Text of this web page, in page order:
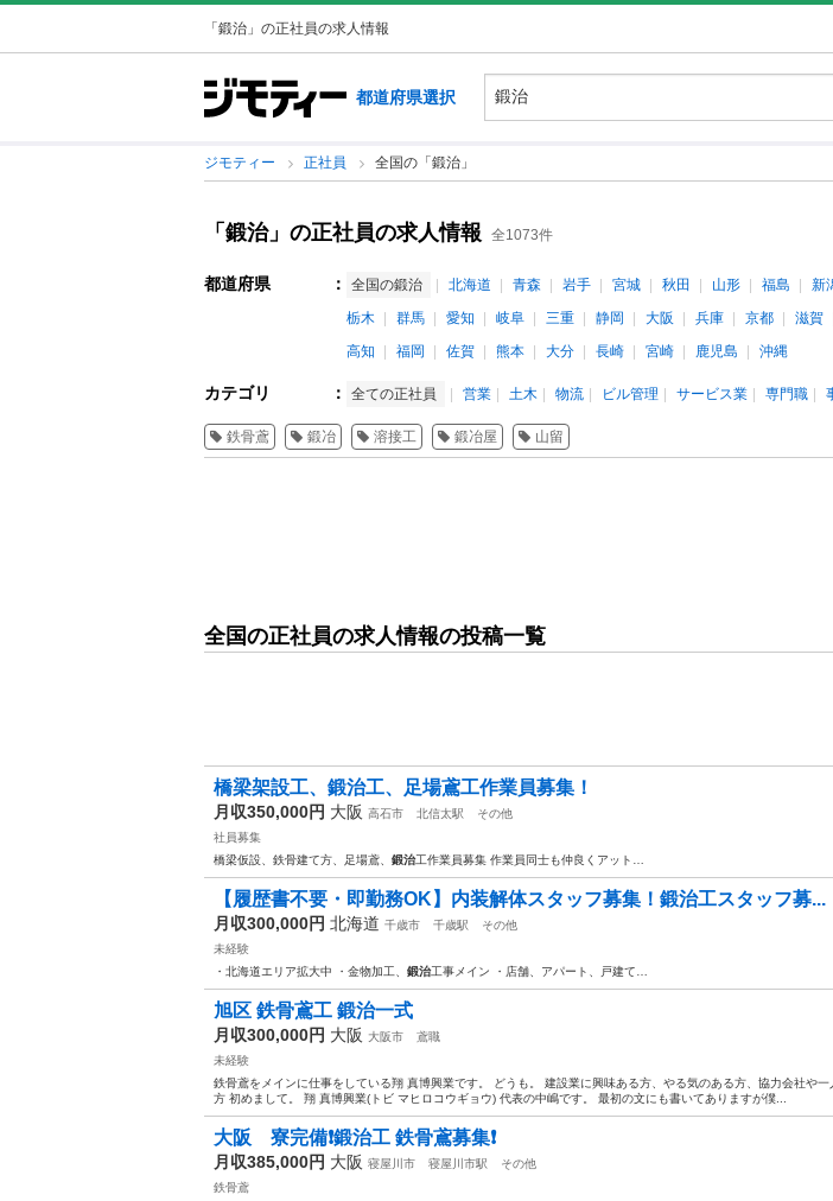
「鍛治」の正社員の求人情報
都道府県選択
ジモティー 正社員 全国の「鍛治」
「鍛治」の正社員の求人情報 全1073件
都道府県 ： 全国の鍛治 北海道 青森 岩手 宮城 秋田 山形 福島 新
栃木
群馬 愛知 岐阜 三重 静岡 大阪 兵庫 京都 滋賀
高知
福岡 佐賀 熊本 大分 長崎 宮崎 鹿児島 沖縄
カテゴリ ： 全ての正社員 営業 土木 物流 ビル管理 サービス業 専門職
鉄骨鳶 鍛冶 溶接工 鍛冶屋 山留
全国の正社員の求人情報の投稿一覧
橋梁架設工、鍛治工、足場鳶工作業員募集！
月収350,000円 大阪 高石市 北信太駅
その他
社員募集
橋梁仮設、鉄骨建て方、足場鳶、 鍛治工作業員募集 作業員同士も仲良くアット…
【履歴書不要・即勤務OK】内装解体スタッフ募集！鍛治工スタッフ募...
月収300,000円 北海道 千歳市 千歳駅
その他
未経験
・北海道エリア拡大中 ・金物加工、 鍛治工事メイン ・店舗、アパート、戸建て…
旭区 鉄骨鳶工 鍛治一式
月収300,000円 大阪 大阪市
鳶職
未経験
鉄骨鳶をメインに仕事をしている翔 真博興業です。 どうも。 建設業に興味ある方、やる気のある方、協力会社や一
方 初めまして。 翔 真博興業(トビ マヒロコウギョウ) 代表の中嶋です。 最初の文にも書いてありますが僕...
大阪 寮完備❗️鍛治工 鉄骨鳶募集❗️
月収385,000円 大阪 寝屋川市 寝屋川市駅
その他
鉄骨鳶